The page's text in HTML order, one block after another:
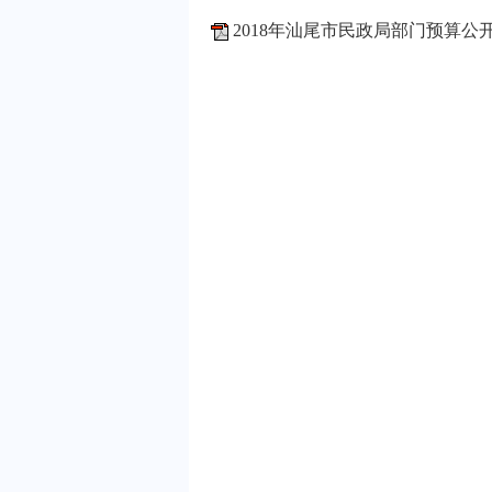
2018年汕尾市民政局部门预算公